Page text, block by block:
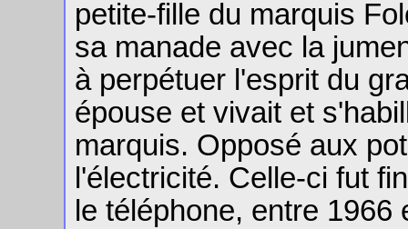
petite-fille du marquis
sa manade avec la
à perpétuer l'esprit du
épouse et vivait et
marquis. Opposé aux
l'électricité. Celle-ci fut
le téléphone, entre 1966